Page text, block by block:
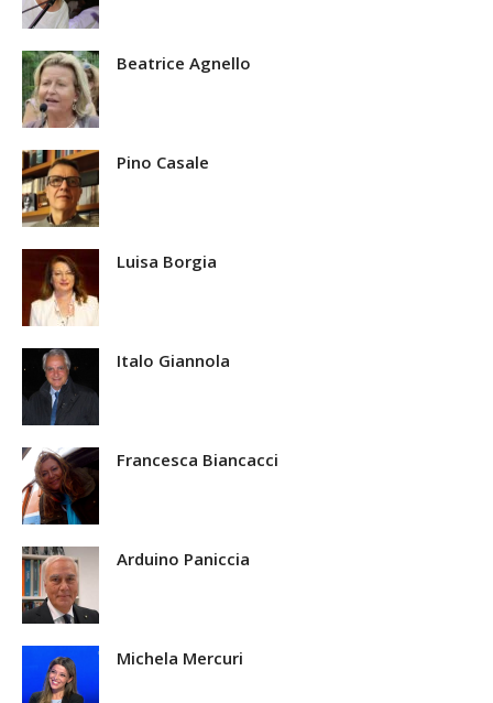
Beatrice Agnello
Pino Casale
Luisa Borgia
Italo Giannola
Francesca Biancacci
Arduino Paniccia
Michela Mercuri